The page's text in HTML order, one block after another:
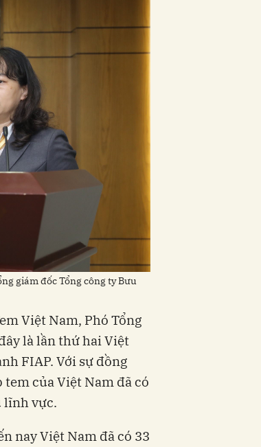
giám đốc Tổng công ty Bưu
Việt Nam, Phó Tổng
là lần thứ hai Việt
FIAP. Với sự đồng
của Việt Nam đã có
lĩnh vực.
nay Việt Nam đã có 33